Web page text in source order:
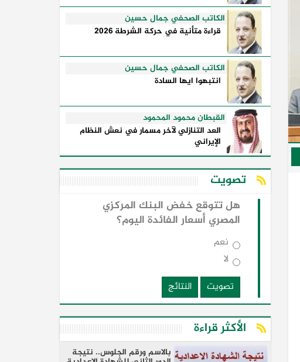
الكاتب الصحفي جمال حسين
قراءة متأنية في حركة الشرطة 2026
الكاتب الصحفي جمال حسين
انتبهوا ايها السادة
القبطان محمود المحمود
العد التنازلي لآخر مسمار في نعش النظام
الإيراني
تصويت
هل تتوقع خفض البنك المركزي
المصري أسعار الفائدة اليوم؟
نعم
لا
تصويت
النتائج
الأكثر قراءة
بالاسم ورقم الجلوس.. نتيجة